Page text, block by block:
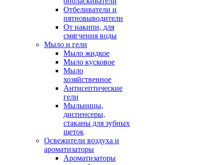
Отбеливатели и
пятновыводители
От накипи, для
смягчения воды
Мыло и гели
Мыло жидкое
Мыло кусковое
Мыло
хозяйственное
Антисептические
гели
Мыльницы,
диспенсеры,
стаканы для зубных
щеток
Освежители воздуха и
ароматизаторы
Ароматизаторы